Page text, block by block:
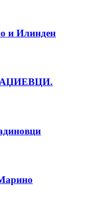
и Илинден
АЏИЕВЦИ.